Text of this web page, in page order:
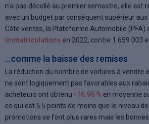
n'a pas décollé au premier semestre, elle est
avec un budget par conséquent supérieur aux
Côté ventes, la Plateforme Automobile (PFA)
immatriculations en 2022, contre 1 659 003
...comme la baisse des remises
La réduction du nombre de voitures à vendre
ne sont logiquement pas favorables aux
acheteurs ont obtenu -16.95 % en moyenne
ce qui est 5.5 points de moins que le niveau
promotions se font plus rares mais les